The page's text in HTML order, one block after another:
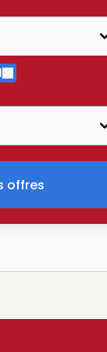
Supprimer le
les offres
offres